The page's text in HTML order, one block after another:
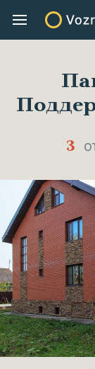
Описание
3